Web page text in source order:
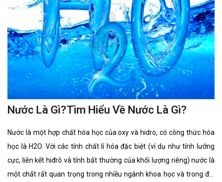
Nước Là Gì?Tìm Hiểu Về Nước Là Gì?
Nước là một hợp chất hóa học của oxy và hidro, có công thức hóa
học là H2O. Với các tính chất lí hóa đặc biệt (ví dụ như tính lưỡng
cực, liên kết hiđrô và tính bất thường của khối lượng riêng) nước là
một chất rất quan trọng trong nhiều ngành khoa học và trong đời